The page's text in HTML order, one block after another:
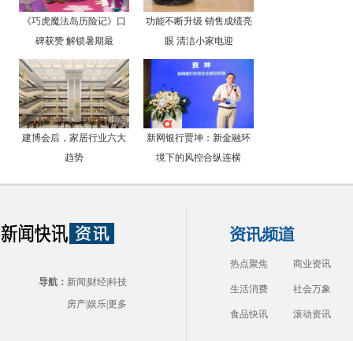
《巧虎魔法岛历险记》口
碑获赞 解锁暑期最
功能不断升级 销售成绩亮
眼 清洁小家电迎
建博会后，家居行业六大
趋势
新网银行贾坤：新金融环
境下的风控合纵连横
导航： 新闻 财经科技
房产娱乐更多
热点聚焦 商业资讯
生活消费 社会万象
食品快讯 滚动资讯